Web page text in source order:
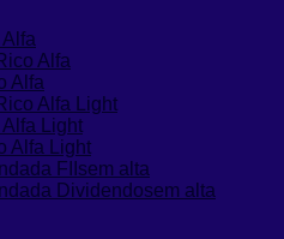
Alfa
Alfa
Alfa Light
Light
Alfa Light
FIIsem alta
Dividendosem alta